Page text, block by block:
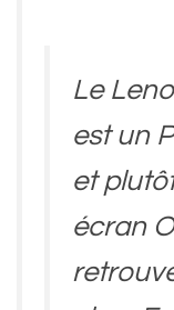
Le
est un
et
écran